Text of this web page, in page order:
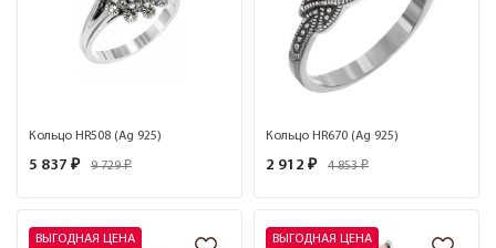
Кольцо HR508 (Ag 925)
5 837 ₽ 9 729 ₽
Кольцо HR670 (Ag 925)
2 912 ₽ 4 853 ₽
ВЫГОДНАЯ ЦЕНА ВЫГОДНАЯ ЦЕНА